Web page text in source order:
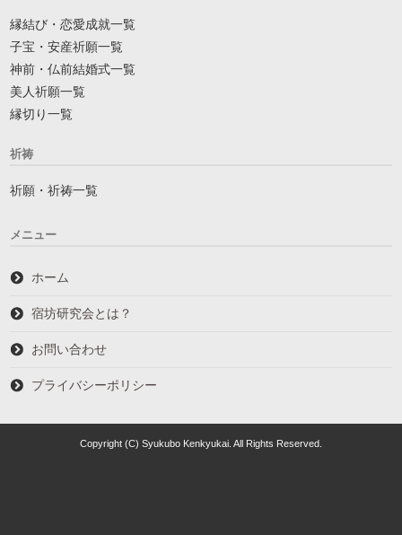
縁結び・恋愛成就一覧
子宝・安産祈願一覧
神前・仏前結婚式一覧
美人祈願一覧
縁切り一覧
祈祷
祈願・祈祷一覧
メニュー
ホーム
宿坊研究会とは？
お問い合わせ
プライバシーポリシー
Copyright (C) Syukubo Kenkyukai. All Rights Reserved.